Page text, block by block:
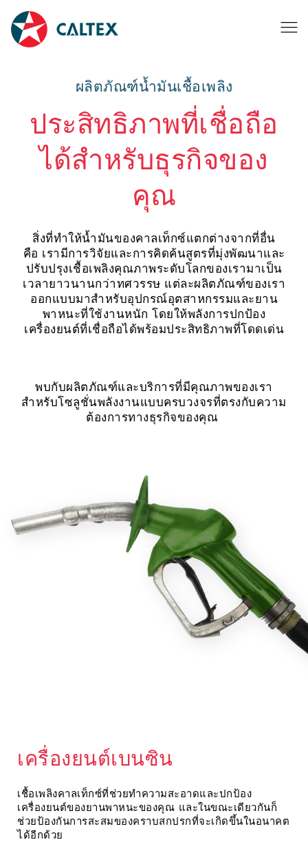
ผลิตภัณฑ์น้ำมันเชื้อเพลิง
ประสิทธิภาพที่เชื่อถือ
ได้สำหรับธุรกิจของ
คุณ
สิ่งที่ทำให้น้ำมันของคาลเท็กซ์แตกต่างจากที่อื่น
คือ เรามีการวิจัยและการคิดค้นสูตรที่มุ่งพัฒนาและ
ปรับปรุงเชื้อเพลิงคุณภาพระดับโลกของเรามาเป็น
เวลายาวนานกว่าทศวรรษ แต่ละผลิตภัณฑ์ของเรา
ออกแบบมาสำหรับอุปกรณ์อุตสาหกรรมและยาน
พาหนะที่ใช้งานหนัก โดยให้พลังการปกป้อง
เครื่องยนต์ที่เชื่อถือได้พร้อมประสิทธิภาพที่โดดเด่น
พบกับผลิตภัณฑ์และบริการที่มีคุณภาพของเรา
สำหรับโซลูชั่นพลังงานแบบครบวงจรที่ตรงกับความ
ต้องการทางธุรกิจของคุณ
เครื่องยนต์เบนซิน
เชื้อเพลิงคาลเท็กซ์ที่ช่วยทำความสะอาดและปกป้อง
เครื่องยนต์ของยานพาหนะของคุณ และในขณะเดียวกันก็
ช่วยป้องกันการสะสมของคราบสกปรกที่จะเกิดขึ้นในอนาคต
ได้อีกด้วย